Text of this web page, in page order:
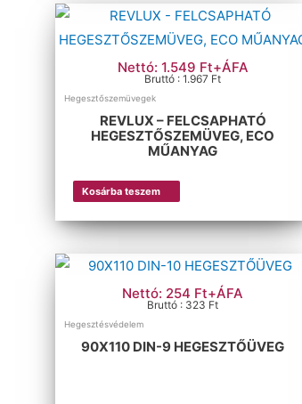
Nettó: 1.549 Ft+ÁFA
Bruttó : 1.967 Ft
Hegesztőszemüvegek
REVLUX – FELCSAPHATÓ
HEGESZTŐSZEMÜVEG, ECO
MŰANYAG
Kosárba teszem
Nettó: 254 Ft+ÁFA
Bruttó : 323 Ft
Hegesztésvédelem
90X110 DIN-9 HEGESZTŐÜVEG